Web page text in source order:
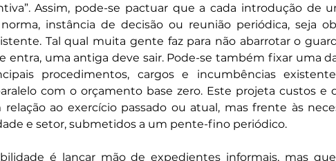
Assim, pode-se pactuar que a cada introdução de
instância de decisão ou reunião periódica, seja
Tal qual muita gente faz para não abarrotar o
entra, uma antiga deve sair. Pode-se também fixar uma
procedimentos, cargos e incumbências
com o orçamento base zero. Este projeta custos e
ao exercício passado ou atual, mas frente às
e setor, submetidos a um pente-fino periódico.
é lançar mão de expedientes informais, mas